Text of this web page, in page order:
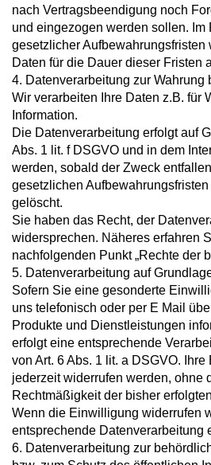
nach Vertragsbeendigung noch
und eingezogen werden sollen. Im
gesetzlicher Aufbewahrungsfristen
Daten für die Dauer dieser Fristen
4. Datenverarbeitung zur Wahrung
Wir verarbeiten Ihre Daten z.B. für
Information.
Die Datenverarbeitung erfolgt auf
Abs. 1 lit. f DSGVO und in dem
werden, sobald der Zweck
gesetzlichen
gelöscht.
Sie haben das Recht, der
widersprechen. Näheres erfahren
nachfolgenden Punkt „Rechte der
5. Datenverarbeitung auf
Sofern Sie eine gesonderte
uns telefonisch oder per E Mail
Produkte und Dienstleistungen
erfolgt eine entsprechende
von Art. 6 Abs. 1 lit. a DSGVO.
jederzeit widerrufen werden, ohne
Rechtmäßigkeit der bisher
Wenn die Einwilligung widerrufen
entsprechende Datenverarbeitung
6. Datenverarbeitung zur